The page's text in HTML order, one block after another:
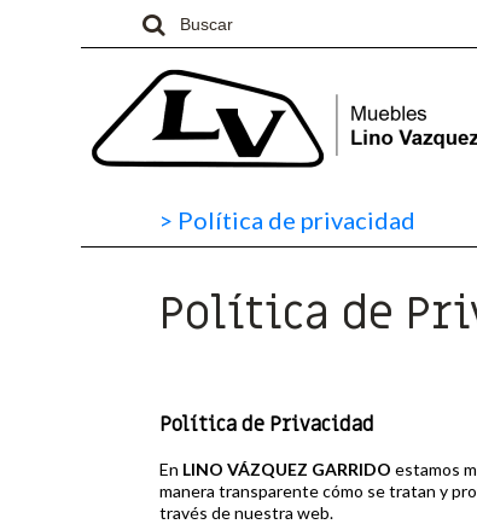
> Política de privacidad
Política de
Política de Privacidad
En LINO VÁZQUEZ GARRIDO estamos
manera transparente cómo se tratan y
través de nuestra web.